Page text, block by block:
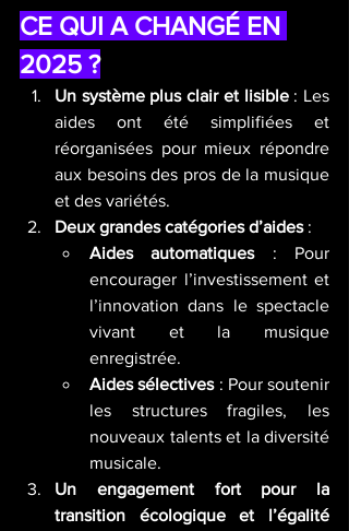
CE QUI A CHANGÉ EN
2025 ?
Un système plus clair et lisible : Les
aides ont été simplifiées et
réorganisées pour mieux répondre
aux besoins des pros de la musique
et des variétés.
Deux grandes catégories d’aides :
Aides automatiques : Pour
encourager l’investissement et
l’innovation dans le spectacle
vivant et la musique
enregistrée.
Aides sélectives : Pour soutenir
les structures fragiles, les
nouveaux talents et la diversité
musicale.
Un engagement fort pour la
transition écologique et l’égalité